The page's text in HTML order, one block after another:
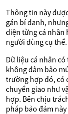
Thông tin này
gán bí danh,
diện từng cá nhân
người dùng cụ thể.
Dữ liệu cá nhân
không đảm bảo
trường hợp đó, có
chuyển giao như
hợp. Bên chịu
pháp bảo đảm